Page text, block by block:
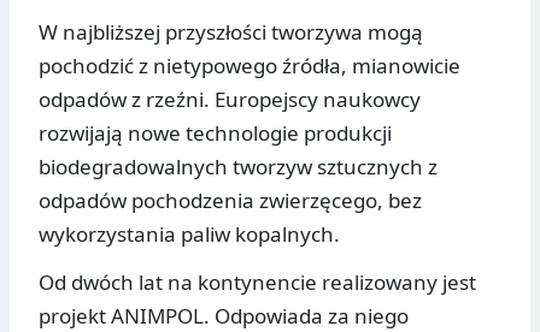
W najbliższej przyszłości tworzywa mogą
pochodzić z nietypowego źródła, mianowicie
odpadów z rzeźni. Europejscy naukowcy
rozwijają nowe technologie produkcji
biodegradowalnych tworzyw sztucznych z
odpadów pochodzenia zwierzęcego, bez
wykorzystania paliw kopalnych.
Od dwóch lat na kontynencie realizowany jest
projekt ANIMPOL. Odpowiada za niego